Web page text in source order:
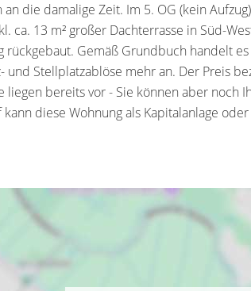
die damalige Zeit. Im 5. OG (kein
ca. 13 m² großer Dachterrasse in Süd-
Gemäß Grundbuch handelt
Stellplatzablöse mehr an. Der Preis
liegen bereits vor - Sie können aber noch
diese Wohnung als Kapitalanlage